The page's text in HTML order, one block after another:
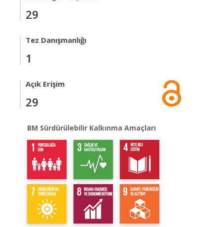
29
Tez Danışmanlığı
1
Açık Erişim
29
BM Sürdürülebilir Kalkınma Amaçları